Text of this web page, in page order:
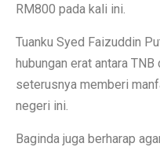
RM800 pada kali ini.
Tuanku Syed Faizuddin
hubungan erat antara
seterusnya memberi
negeri ini.
Baginda juga berharap